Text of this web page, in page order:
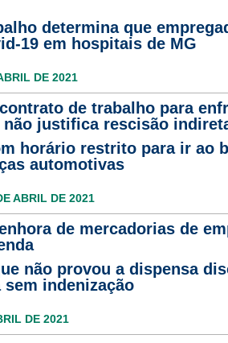
determina que
19 em hospitais de MG
DE 2021
de trabalho para
não justifica rescisão
horário restrito para ir ao
automotivas
ABRIL DE 2021
de mercadorias de
não provou a dispensa
indenização
DE 2021